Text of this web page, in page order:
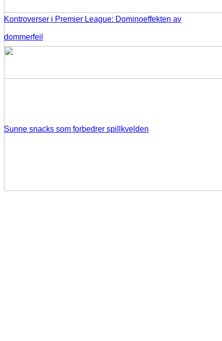
Kontroverser i Premier League: Dominoeffekten av
dommerfeil
Sunne snacks som forbedrer spillkvelden